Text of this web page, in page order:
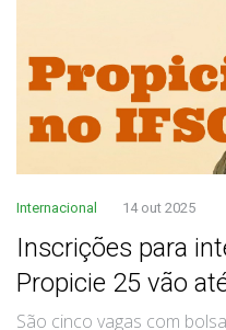
Internacional 14 out 2025
Inscrições para
Propicie 25 vão
São cinco vagas com